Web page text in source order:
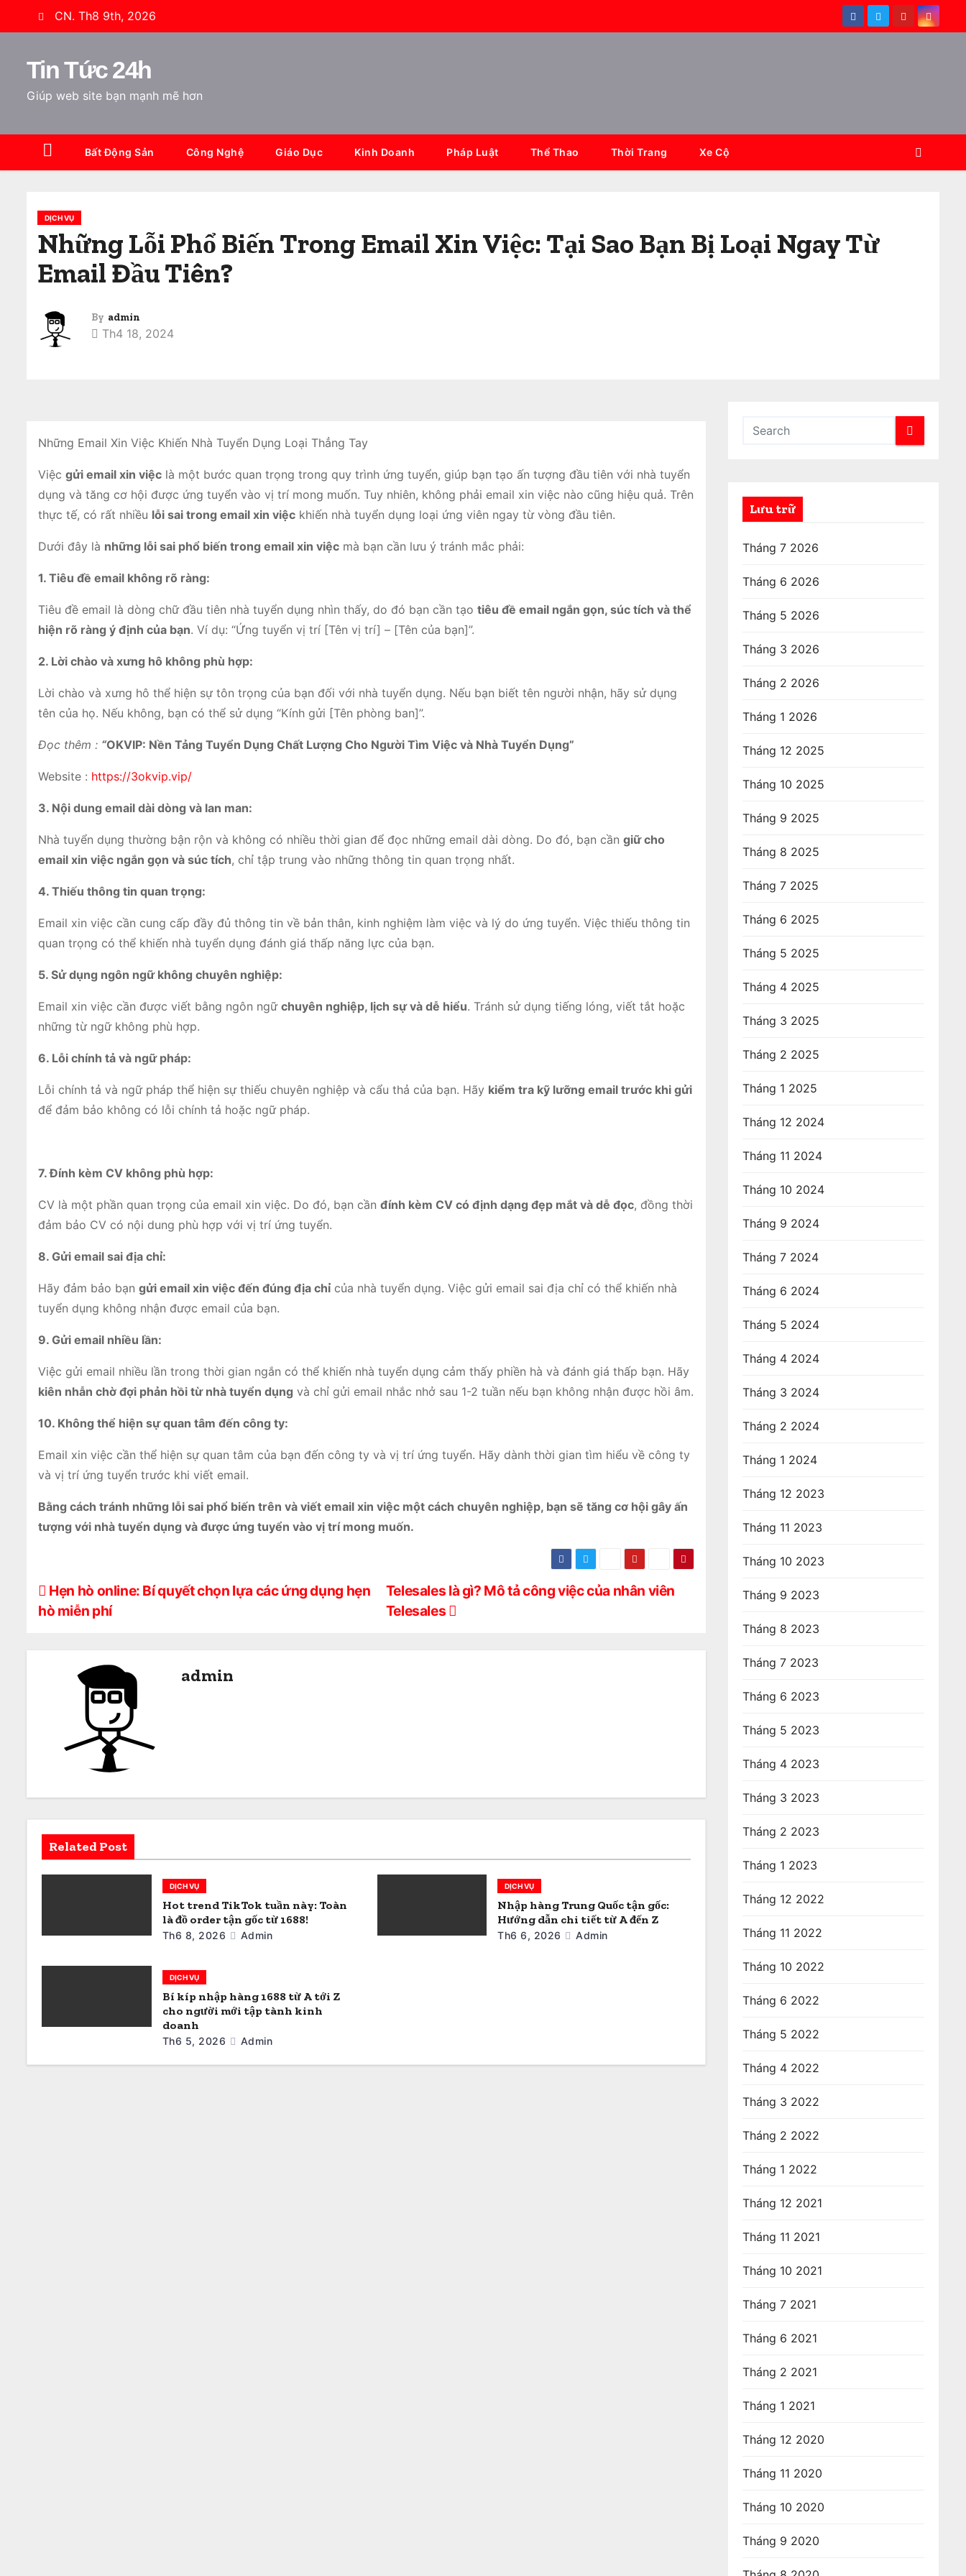
k
n
CN. Th8 9th, 2026
Tin Tức 24h
Giúp web site bạn mạnh mẽ hơn
Bất Động Sản Công Nghệ Giáo Dục Kinh Doanh Pháp Luật Thể Thao Thời Trang Xe Cộ
DỊCH VỤ
Những Lỗi Phổ Biến Trong Email Xin Việc: Tại Sao Bạn Bị Loại Ngay Từ
Email Đầu Tiên?
By admin
Th4 18, 2024
Những Email Xin Việc Khiến Nhà Tuyển Dụng Loại Thẳng Tay
Việc gửi email xin việc là một bước quan trọng trong quy trình ứng tuyển, giúp bạn tạo ấn tượng đầu tiên với nhà tuyển
dụng và tăng cơ hội được ứng tuyển vào vị trí mong muốn. Tuy nhiên, không phải email xin việc nào cũng hiệu quả. Trên
thực tế, có rất nhiều lỗi sai trong email xin việc khiến nhà tuyển dụng loại ứng viên ngay từ vòng đầu tiên.
Dưới đây là những lỗi sai phổ biến trong email xin việc mà bạn cần lưu ý tránh mắc phải:
1. Tiêu đề email không rõ ràng:
Tiêu đề email là dòng chữ đầu tiên nhà tuyển dụng nhìn thấy, do đó bạn cần tạo tiêu đề email ngắn gọn, súc tích và thể
hiện rõ ràng ý định của bạn. Ví dụ: “Ứng tuyển vị trí [Tên vị trí] – [Tên của bạn]”.
2. Lời chào và xưng hô không phù hợp:
Lời chào và xưng hô thể hiện sự tôn trọng của bạn đối với nhà tuyển dụng. Nếu bạn biết tên người nhận, hãy sử dụng
tên của họ. Nếu không, bạn có thể sử dụng “Kính gửi [Tên phòng ban]”.
Đọc thêm : “OKVIP: Nền Tảng Tuyển Dụng Chất Lượng Cho Người Tìm Việc và Nhà Tuyển Dụng”
Website : https://3okvip.vip/
3. Nội dung email dài dòng và lan man:
Nhà tuyển dụng thường bận rộn và không có nhiều thời gian để đọc những email dài dòng. Do đó, bạn cần giữ cho
email xin việc ngắn gọn và súc tích, chỉ tập trung vào những thông tin quan trọng nhất.
4. Thiếu thông tin quan trọng:
Email xin việc cần cung cấp đầy đủ thông tin về bản thân, kinh nghiệm làm việc và lý do ứng tuyển. Việc thiếu thông tin
quan trọng có thể khiến nhà tuyển dụng đánh giá thấp năng lực của bạn.
5. Sử dụng ngôn ngữ không chuyên nghiệp:
Email xin việc cần được viết bằng ngôn ngữ chuyên nghiệp, lịch sự và dễ hiểu. Tránh sử dụng tiếng lóng, viết tắt hoặc
những từ ngữ không phù hợp.
6. Lỗi chính tả và ngữ pháp:
Lỗi chính tả và ngữ pháp thể hiện sự thiếu chuyên nghiệp và cẩu thả của bạn. Hãy kiểm tra kỹ lưỡng email trước khi gửi
để đảm bảo không có lỗi chính tả hoặc ngữ pháp.
7. Đính kèm CV không phù hợp:
CV là một phần quan trọng của email xin việc. Do đó, bạn cần đính kèm CV có định dạng đẹp mắt và dễ đọc, đồng thời
đảm bảo CV có nội dung phù hợp với vị trí ứng tuyển.
8. Gửi email sai địa chỉ:
Hãy đảm bảo bạn gửi email xin việc đến đúng địa chỉcủa nhà tuyển dụng. Việc gửi email sai địa chỉ có thể khiến nhà
tuyển dụng không nhận được email của bạn.
9. Gửi email nhiều lần:
Việc gửi email nhiều lần trong thời gian ngắn có thể khiến nhà tuyển dụng cảm thấy phiền hà và đánh giá thấp bạn. Hãy
kiên nhẫn chờ đợi phản hồi từ nhà tuyển dụng và chỉ gửi email nhắc nhở sau 1-2 tuần nếu bạn không nhận được hồi âm.
10. Không thể hiện sự quan tâm đến công ty:
Email xin việc cần thể hiện sự quan tâm của bạn đến công ty và vị trí ứng tuyển. Hãy dành thời gian tìm hiểu về công ty
và vị trí ứng tuyển trước khi viết email.
Bằng cách tránh những lỗi sai phổ biến trên và viết email xin việc một cách chuyên nghiệp, bạn sẽ tăng cơ hội gây ấn
tượng với nhà tuyển dụng và được ứng tuyển vào vị trí mong muốn.
Đ
i
n
b
à
v
i
t
Telesales là gì? Mô tả công việc của nhân viên
Telesales
Hẹn hò online: Bí quyết chọn lựa các ứng dụng hẹn
hò miễn phí
admin
Related Post
DỊCH VỤ
Hot trend TikTok tuần này: Toàn
là đồ order tận gốc từ 1688!
Th6 8, 2026 Admin
DỊCH VỤ
Nhập hàng Trung Quốc tận gốc:
Hướng dẫn chi tiết từ A đến Z
Th6 6, 2026 Admin
DỊCH VỤ
Bí kíp nhập hàng 1688 từ A tới Z
cho người mới tập tành kinh
doanh
Th6 5, 2026 Admin
Lưu trữ
Tháng 7 2026
Tháng 6 2026
Tháng 5 2026
Tháng 3 2026
Tháng 2 2026
Tháng 1 2026
Tháng 12 2025
Tháng 10 2025
Tháng 9 2025
Tháng 8 2025
Tháng 7 2025
Tháng 6 2025
Tháng 5 2025
Tháng 4 2025
Tháng 3 2025
Tháng 2 2025
Tháng 1 2025
Tháng 12 2024
Tháng 11 2024
Tháng 10 2024
Tháng 9 2024
Tháng 7 2024
Tháng 6 2024
Tháng 5 2024
Tháng 4 2024
Tháng 3 2024
Tháng 2 2024
Tháng 1 2024
Tháng 12 2023
Tháng 11 2023
Tháng 10 2023
Tháng 9 2023
Tháng 8 2023
Tháng 7 2023
Tháng 6 2023
Tháng 5 2023
Tháng 4 2023
Tháng 3 2023
Tháng 2 2023
Tháng 1 2023
Tháng 12 2022
Tháng 11 2022
Tháng 10 2022
Tháng 6 2022
Tháng 5 2022
Tháng 4 2022
Tháng 3 2022
Tháng 2 2022
Tháng 1 2022
Tháng 12 2021
Tháng 11 2021
Tháng 10 2021
Tháng 7 2021
Tháng 6 2021
Tháng 2 2021
Tháng 1 2021
Tháng 12 2020
Tháng 11 2020
Tháng 10 2020
Tháng 9 2020